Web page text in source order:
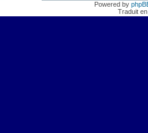
Powered by
Traduit